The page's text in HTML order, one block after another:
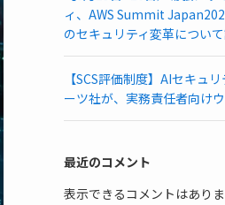
ィ、AWS Summit
のセキュリティ変革につい
【SCS評価制度】AIセキュ
ーツ社が、実務責任者向け
最近のコメント
表示できるコメントはありま